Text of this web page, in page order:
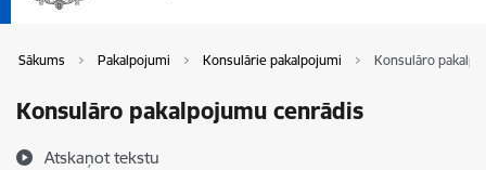
Sākums Pakalpojumi Konsulārie pakalpojumi Konsulāro
Konsulāro pakalpojumu cenrādis
Atskaņot tekstu